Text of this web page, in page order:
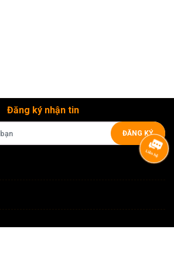
Đăng ký nhận tin
ĐĂNG KÝ